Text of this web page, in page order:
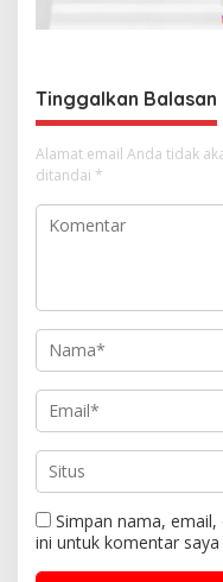
p
s
Tinggalkan Balasan
Alamat email Anda tidak
ditandai *
Simpan nama,
ini untuk komentar saya